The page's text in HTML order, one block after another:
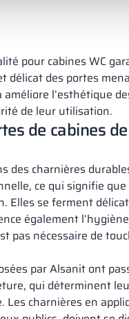
pour cabines WC
délicat des portes
l’esthétique
de leur utilisation.
de cabines
des charnières
ce qui signifie
Elles se ferment
également
pas nécessaire de
par Alsanit ont
qui déterminent
charnières en